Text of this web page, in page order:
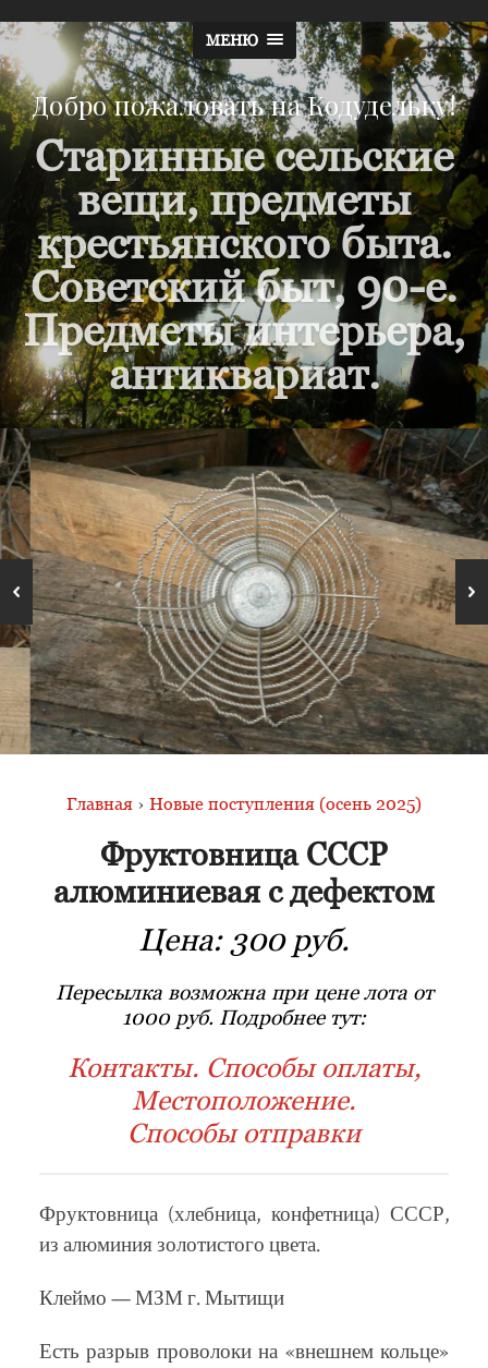
МЕНЮ
Добро пожаловать на Кодудельку!
Старинные сельские
вещи, предметы
крестьянского быта.
Советский быт, 90-е.
Предметы интерьера,
антиквариат.
Главная › Новые поступления (осень 2025)
Фруктовница СССР
алюминиевая с дефектом
Цена: 300 руб.
Пересылка возможна при цене лота от
1000 руб. Подробнее тут:
Контакты. Способы оплаты,
Местоположение.
Способы отправки
Фруктовница (хлебница, конфетница) СССР,
из алюминия золотистого цвета.
Клеймо — МЗМ г. Мытищи
Есть разрыв проволоки на «внешнем кольце»